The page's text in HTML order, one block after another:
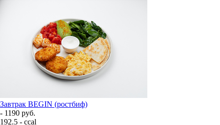
Завтрак BEGIN (ростбиф)
- 1190 руб.
192.5 - ccal